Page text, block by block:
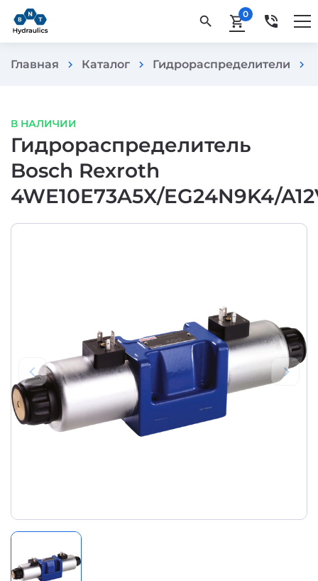
search shopping_cart0 phone_in_talk
Главная chevron_right Каталог chevron_right Гидрораспределители chevron_right
В НАЛИЧИИ
Гидрораспределитель
Bosch Rexroth
4WE10E73A5X/EG24N9K4/